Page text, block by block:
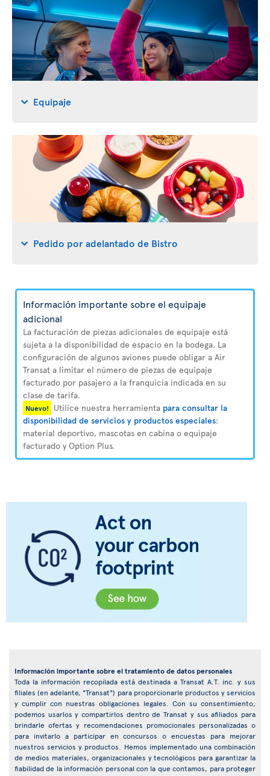
Equipaje
Pedido por adelantado de Bistro
Información importante sobre el equipaje
adicional
La facturación de piezas adicionales de equipaje está
sujeta a la disponibilidad de espacio en la bodega. La
configuración de algunos aviones puede obligar a Air
Transat a limitar el número de piezas de equipaje
facturado por pasajero a la franquicia indicada en su
clase de tarifa.
Nuevo! Utilice nuestra herramienta para consultar la
disponibilidad de servicios y productos especiales:
material deportivo, mascotas en cabina o equipaje
facturado y Option Plus.
Información importante sobre el tratamiento de datos personales
Toda la información recopilada está destinada a Transat A.T. inc. y sus
filiales (en adelante, "Transat") para proporcionarle productos y servicios
y cumplir con nuestras obligaciones legales. Con su consentimiento,
podemos usarlos y compartirlos dentro de Transat y sus afiliados para
brindarle ofertas y recomendaciones promocionales personalizadas o
para invitarlo a participar en concursos o encuestas para mejorar
nuestros servicios y productos. Hemos implementado una combinación
de medios materiales, organizacionales y tecnológicos para garantizar la
fiabilidad de la información personal con la que contamos, para proteger